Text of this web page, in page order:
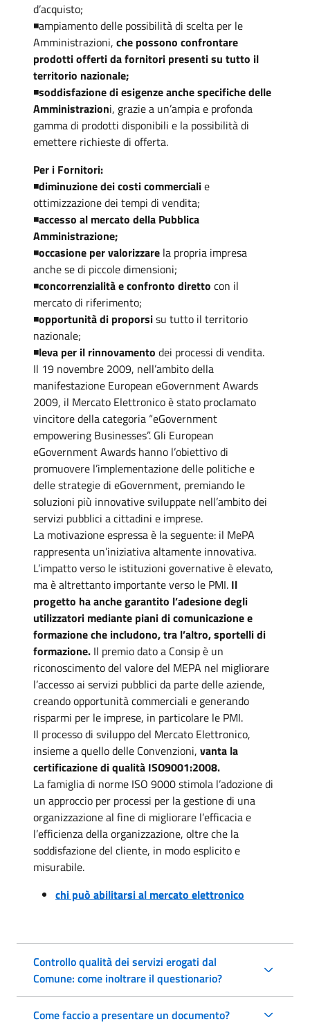
d’acquisto;
◾ampiamento delle possibilità di scelta per le
Amministrazioni, che possono confrontare
prodotti offerti da fornitori presenti su tutto il
territorio nazionale;
◾soddisfazione di esigenze anche specifiche delle
Amministrazioni, grazie a un’ampia e profonda
gamma di prodotti disponibili e la possibilità di
emettere richieste di offerta.
Per i Fornitori:
◾diminuzione dei costi commercialie
ottimizzazione dei tempi di vendita;
◾accesso al mercato della Pubblica
Amministrazione;
◾occasione per valorizzare la propria impresa
anche se di piccole dimensioni;
◾concorrenzialità e confronto diretto con il
mercato di riferimento;
◾opportunità di proporsisu tutto il territorio
nazionale;
◾leva per il rinnovamento dei processi di vendita.
Il 19 novembre 2009, nell’ambito della
manifestazione European eGovernment Awards
2009, il Mercato Elettronico è stato proclamato
vincitore della categoria “eGovernment
empowering Businesses”. Gli European
eGovernment Awards hanno l’obiettivo di
promuovere l’implementazione delle politiche e
delle strategie di eGovernment, premiando le
soluzioni più innovative sviluppate nell’ambito dei
servizi pubblici a cittadini e imprese.
La motivazione espressa è la seguente: il MePA
rappresenta un’iniziativa altamente innovativa.
L’impatto verso le istituzioni governative è elevato,
ma è altrettanto importante verso le PMI. Il
progetto ha anche garantito l’adesione degli
utilizzatori mediante piani di comunicazione e
formazione che includono, tra l’altro, sportelli di
formazione. Il premio dato a Consip è un
riconoscimento del valore del MEPA nel migliorare
l’accesso ai servizi pubblici da parte delle aziende,
creando opportunità commerciali e generando
risparmi per le imprese, in particolare le PMI.
Il processo di sviluppo del Mercato Elettronico,
insieme a quello delle Convenzioni, vanta la
certificazione di qualità ISO9001:2008.
La famiglia di norme ISO 9000 stimola l’adozione di
un approccio per processi per la gestione di una
organizzazione al fine di migliorare l’efficacia e
l’efficienza della organizzazione, oltre che la
soddisfazione del cliente, in modo esplicito e
misurabile.
chi può abilitarsi al mercato elettronico
Controllo qualità dei servizi erogati dal
Comune: come inoltrare il questionario?
Come faccio a presentare un documento?